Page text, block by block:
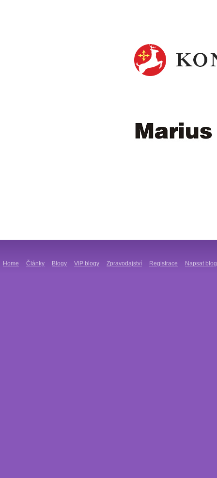
Home Články Blogy VIP blogy Zpravodajství Registrace Napsat blog